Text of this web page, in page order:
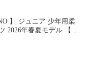
】 ジュニア 少年用柔
2026年春夏モデル 【 22
帯別売り ズボン こども
学生 0～3B号 】【翌日